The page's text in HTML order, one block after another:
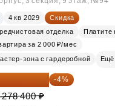
4 кв 2029
Скидка
отделка
Платите
за 2 000 ₽/мес
зона с гардеробной Ещё
067 264 ₽ -4%
278 400 ₽